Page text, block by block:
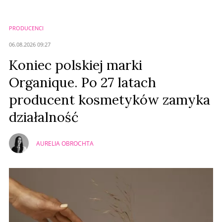
PRODUCENCI
06.08.2026 09:27
Koniec polskiej marki
Organique. Po 27 latach
producent kosmetyków zamyka
działalność
AURELIA OBROCHTA